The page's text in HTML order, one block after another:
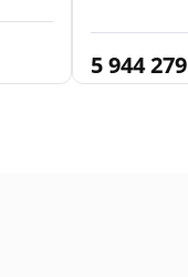
5 944 279